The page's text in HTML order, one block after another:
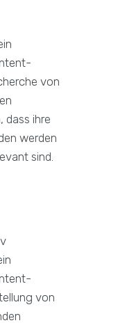
von
dass ihre
werden
sind.
von